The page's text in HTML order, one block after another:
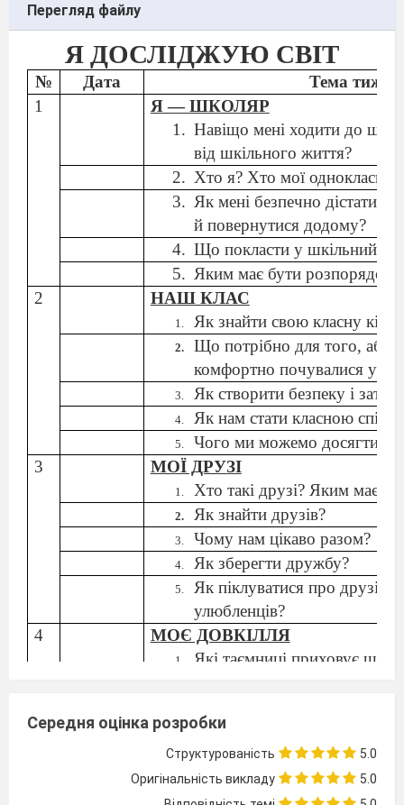
Перегляд файлу
Я ДОСЛІДЖУЮ СВІТ
№ Дата
Тема тижня
1
Я — ШКОЛЯР
Навіщо мені ходити до
від шкільного життя?
Хто я? Хто мої
Як мені безпечно дістатися
й повернутися додому?
Що покласти у шкільний
Яким має бути розпорядок
2
НАШ КЛАС
Як знайти свою класну
Що потрібно для того, аби
комфортно почувалися у
Як створити безпеку і
Як нам стати класною
Чого ми можемо досягти
3
МОЇ ДРУЗІ
Хто такі друзі? Яким має
Як знайти друзів?
Чому нам цікаво разом?
Як зберегти дружбу?
Як піклуватися про друзів
улюбленців?
4
МОЄ ДОВКІЛЛЯ
Які таємниці приховує
Як слід поводитись у
Що я можу змінити, аби
довкілля? Чи тільки для
Середня оцінка розробки
Структурованість
5.0
Оригінальність викладу
5.0